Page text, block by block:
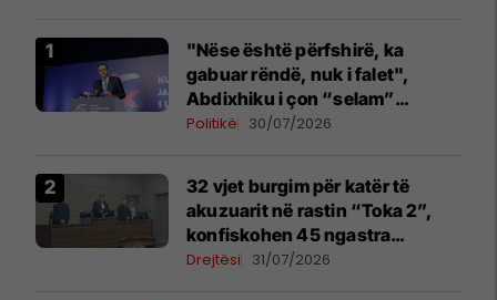
"Nëse është përfshirë, ka
gabuar rëndë, nuk i falet",
Abdixhiku i çon “selam”
Përparim Ramës
Politikë 30/07/2026
32 vjet burgim për katër të
akuzuarit në rastin “Toka 2”,
konfiskohen 45 ngastra
kadastrale
Drejtësi 31/07/2026